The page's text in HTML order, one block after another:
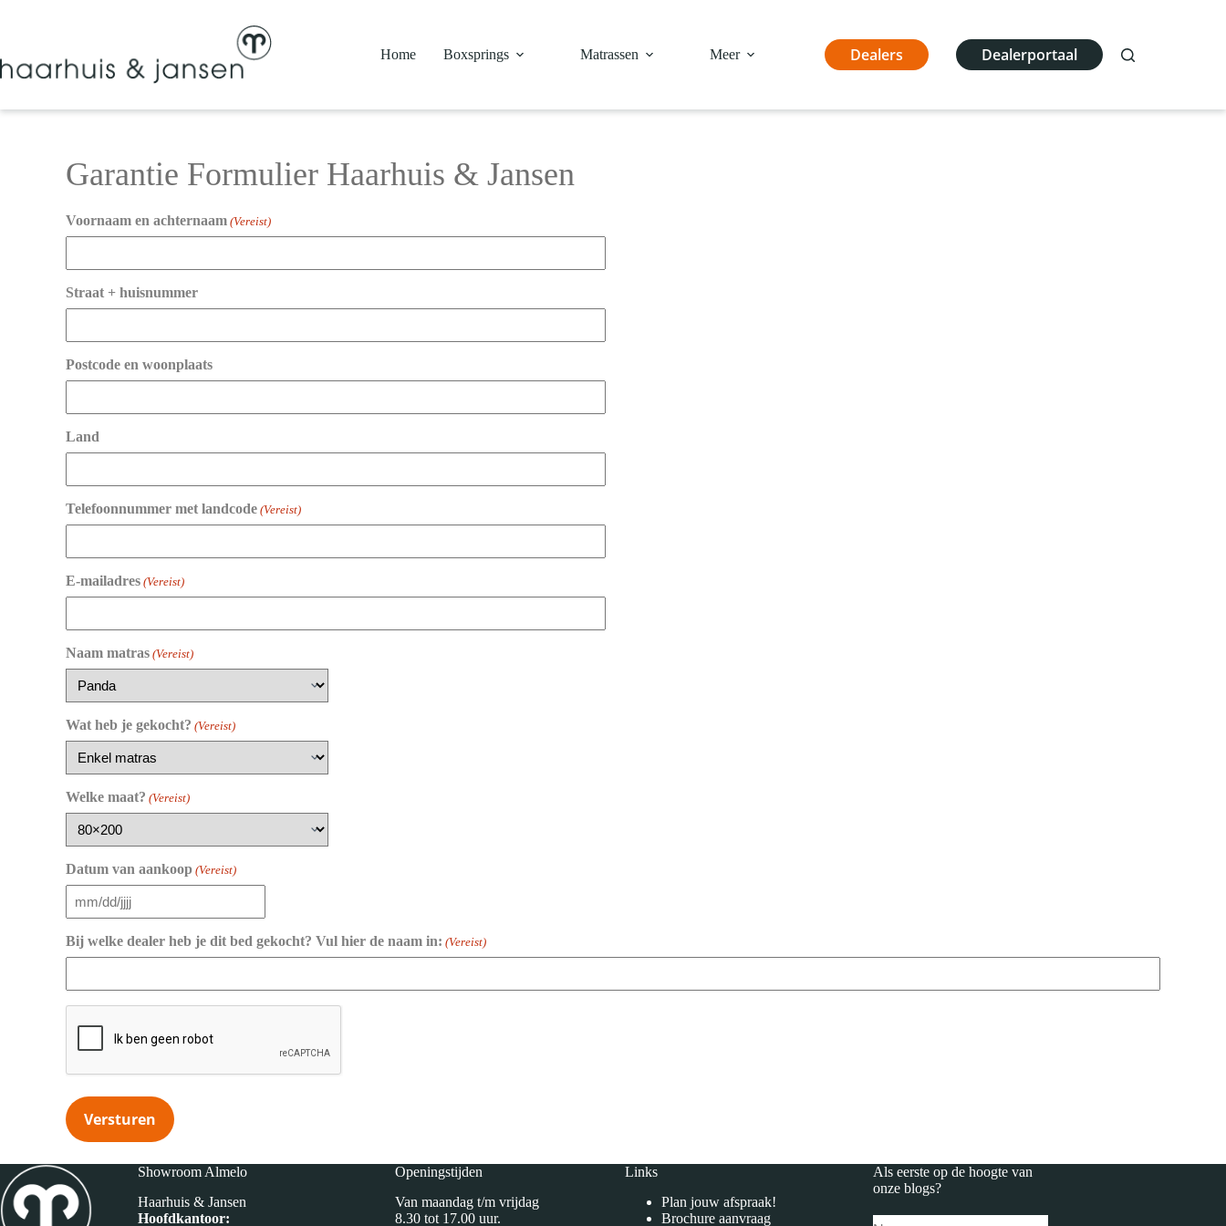
inhoud
Home Boxsprings Matrassen Meer Dealers Dealerportaal
Garantie Formulier Haarhuis & Jansen
Voornaam en achternaam (Vereist)
Straat + huisnummer
Postcode en woonplaats
Land
Telefoonnummer met landcode (Vereist)
E-mailadres (Vereist)
Naam matras (Vereist)
Wat heb je gekocht? (Vereist)
Welke maat? (Vereist)
Datum van aankoop (Vereist)
MM
DD
slash
Bij welke dealer heb je dit bed gekocht? Vul hier de naam in: (Vereist)
CAPTCHA
Showroom Almelo
Haarhuis & Jansen
Hoofdkantoor:
Openingstijden
Van maandag t/m vrijdag
8.30 tot 17.00 uur.
Links
Plan jouw afspraak!
Brochure aanvraag
Als eerste op de hoogte van
onzeblogs?
Naam